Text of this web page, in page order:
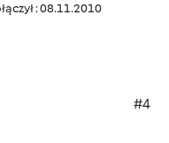
: 08.11.2010
#4